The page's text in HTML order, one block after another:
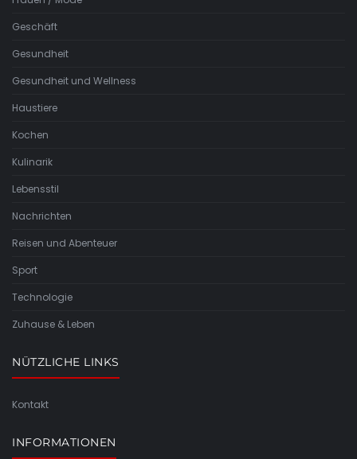
Geschäft
Gesundheit
Gesundheit und Wellness
Haustiere
Kochen
Kulinarik
Lebensstil
Nachrichten
Reisen und Abenteuer
Sport
Technologie
Zuhause & Leben
NÜTZLICHE LINKS
Kontakt
INFORMATIONEN